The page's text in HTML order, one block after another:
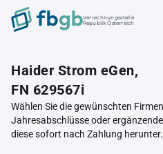
Verrechnungsstelle
Republik Österreich
Haider Strom eGen,
FN 629567i
Wählen Sie die gewünschten
Jahresabschlüsse oder
diese sofort nach Zahlung herunter.